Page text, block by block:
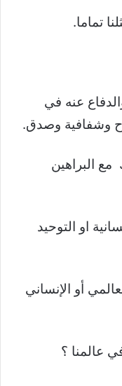
تماما.
عنه في
وشفافية وصدق.
البراهين
او التوحيد
أو الإنساني
عالمنا ؟